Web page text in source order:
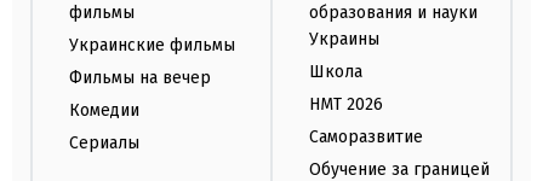
фильмы
Украинские фильмы
Фильмы на вечер
Комедии
Сериалы
образования и науки
Украины
Школа
НМТ 2026
Саморазвитие
Обучение за границей